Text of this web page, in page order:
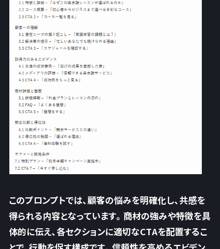
このプロンプトでは、顧客の悩みを明確化し、共感を
得られる内容となっています。商材の強みや特徴を具
体的に伝え、各セクションに適切なCTAを配置するこ